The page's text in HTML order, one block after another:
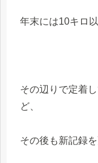
年末には10キロ
その辺りで定着
ど、
その後も新記録を